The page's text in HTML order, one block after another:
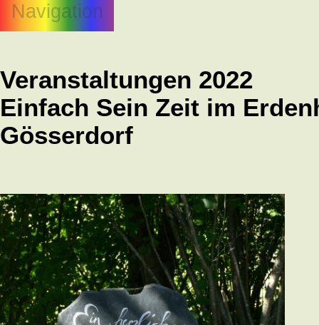
Navigation
Veranstaltungen 2022
Einfach Sein Zeit im
Gösserdorf